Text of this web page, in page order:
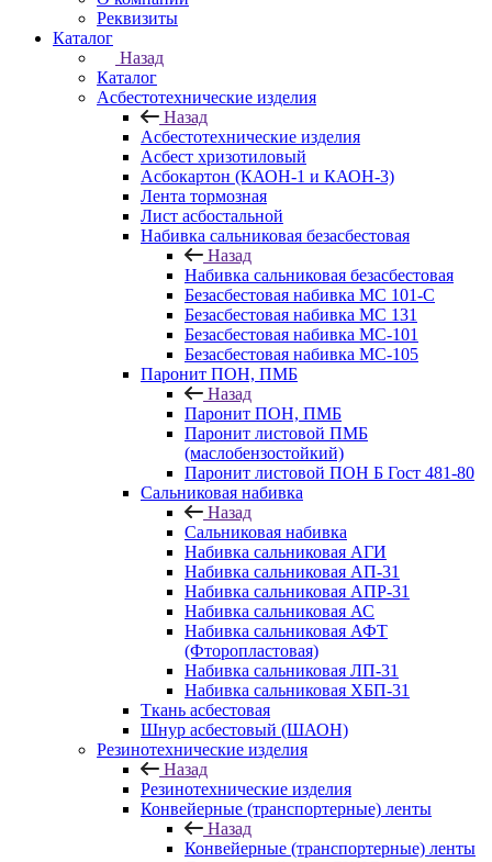
Реквизиты
Каталог
Назад
Каталог
Асбестотехнические изделия
Назад
Асбестотехнические изделия
Асбест хризотиловый
Асбокартон (КАОН-1 и КАОН-3)
Лента тормозная
Лист асбостальной
Набивка сальниковая безасбестовая
Назад
Набивка сальниковая безасбестовая
Безасбестовая набивка МС 101-С
Безасбестовая набивка МС 131
Безасбестовая набивка МС-101
Безасбестовая набивка МС-105
Паронит ПОН, ПМБ
Назад
Паронит ПОН, ПМБ
Паронит листовой ПМБ
(маслобензостойкий)
Паронит листовой ПОН Б Гост 481-80
Сальниковая набивка
Назад
Сальниковая набивка
Набивка сальниковая АГИ
Набивка сальниковая АП-31
Набивка сальниковая АПР-31
Набивка сальниковая АС
Набивка сальниковая АФТ
(Фторопластовая)
Набивка сальниковая ЛП-31
Набивка сальниковая ХБП-31
Ткань асбестовая
Шнур асбестовый (ШАОН)
Резинотехнические изделия
Назад
Резинотехнические изделия
Конвейерные (транспортерные) ленты
Назад
Конвейерные (транспортерные) ленты